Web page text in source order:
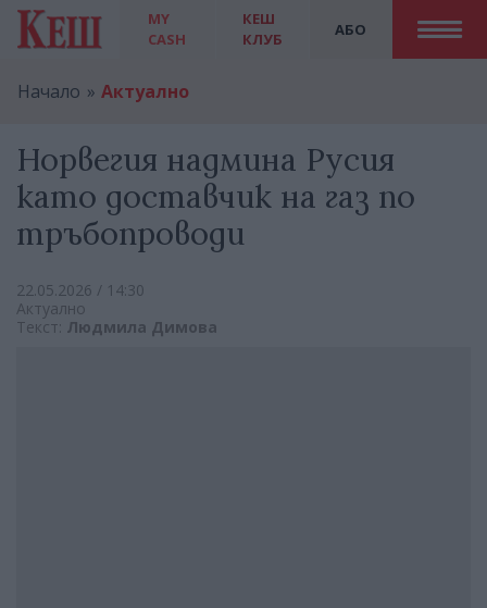
MY
CASH
АБО
КЕШ
КЛУБ
Начало Актуално
Норвегия надмина Русия
като доставчик на газ по
тръбопроводи
22.05.2026 / 14:30
Актуално
Текст: Людмила Димова